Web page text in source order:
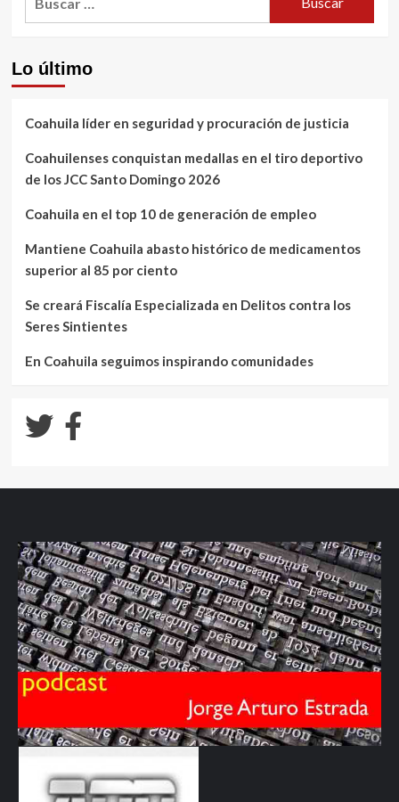
Lo último
Coahuila líder en seguridad y procuración de justicia
Coahuilenses conquistan medallas en el tiro deportivo
de los JCC Santo Domingo 2026
Coahuila en el top 10 de generación de empleo
Mantiene Coahuila abasto histórico de medicamentos
superior al 85 por ciento
Se creará Fiscalía Especializada en Delitos contra los
Seres Sintientes
En Coahuila seguimos inspirando comunidades